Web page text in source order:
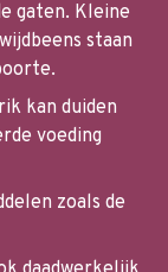
gaten. Kleine
staan
kan duiden
voeding
zoals de